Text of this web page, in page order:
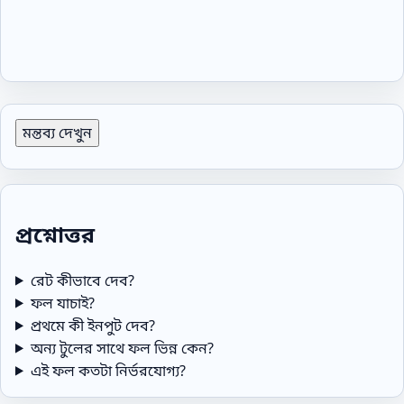
মন্তব্য দেখুন
প্রশ্নোত্তর
রেট কীভাবে দেব?
ফল যাচাই?
প্রথমে কী ইনপুট দেব?
অন্য টুলের সাথে ফল ভিন্ন কেন?
এই ফল কতটা নির্ভরযোগ্য?